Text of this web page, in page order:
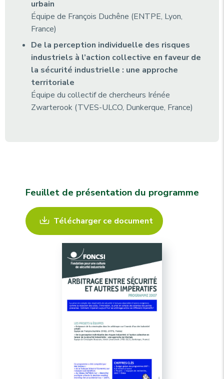
urbain
Équipe de François Duchêne (ENTPE, Lyon,
France)
De la perception individuelle des risques
industriels à l’action collective en faveur de
la sécurité industrielle : une approche
territoriale
Équipe du collectif de chercheurs Irénée
Zwarterook (TVES-ULCO, Dunkerque, France)
Feuillet de présentation du programme
Télécharger ce document